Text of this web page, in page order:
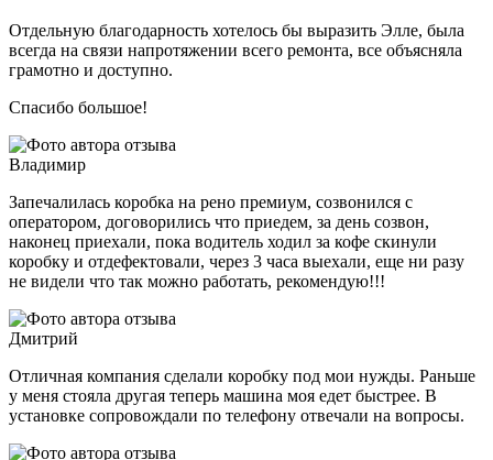
Отдельную благодарность хотелось бы выразить Элле, была
всегда на связи напротяжении всего ремонта, все объясняла
грамотно и доступно.
Спасибо большое!
Владимир
Запечалилась коробка на рено премиум, созвонился с
оператором, договорились что приедем, за день созвон,
наконец приехали, пока водитель ходил за кофе скинули
коробку и отдефектовали, через 3 часа выехали, еще ни разу
не видели что так можно работать, рекомендую!!!
Дмитрий
Отличная компания сделали коробку под мои нужды. Раньше
у меня стояла другая теперь машина моя едет быстрее. В
установке сопровождали по телефону отвечали на вопросы.